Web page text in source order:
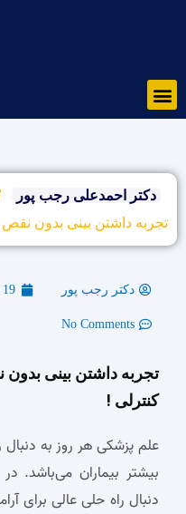
Menu
دکتر احمدعلی رجب پور
تجربه داشتن بینی بدون نقص
دکتر رجب پور 19 تیر 1400
No Comments
تجربه داشتن بینی بدون
کنترلی !
علم پزشکی هر روز به
بیشتر بیماران می‌باشد.
دنبال راه‌ حلی عالی برای